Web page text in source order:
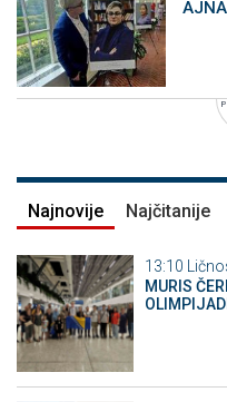
Najnovije Najčitanije
13:10
MURIS